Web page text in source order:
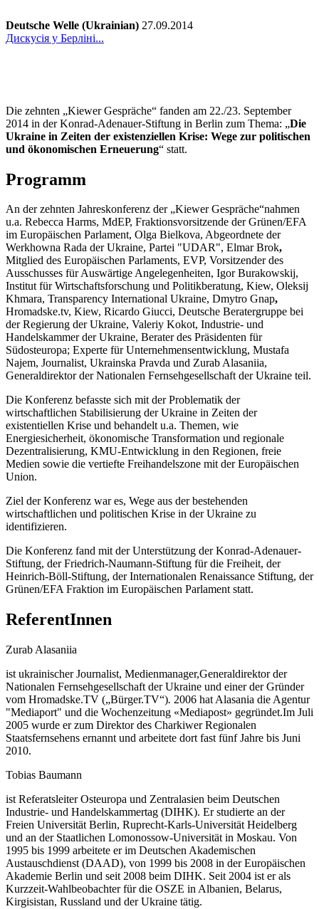
Deutsche Welle (Ukrainian) 27.09.2014
Дискусія у Берліні...
Die zehnten „Kiewer Gespräche“ fanden am 22./23. September
2014 in der Konrad-Adenauer-Stiftung in Berlin zum Thema: „Die
Ukraine in Zeiten der existenziellen Krise: Wege zur politischen
und ökonomischen Erneuerung“ statt.
Programm
An der zehnten Jahreskonferenz der „Kiewer Gespräche“nahmen
u.a. Rebecca Harms, MdEP, Fraktionsvorsitzende der Grünen/EFA
im Europäischen Parlament, Olga Bielkova, Abgeordnete der
Werkhowna Rada der Ukraine, Partei "UDAR", Elmar Brok,
Mitglied des Europäischen Parlaments, EVP, Vorsitzender des
Ausschusses für Auswärtige Angelegenheiten, Igor Burakowskij,
Institut für Wirtschaftsforschung und Politikberatung, Kiew, Oleksij
Khmara, Transparency International Ukraine, Dmytro Gnap,
Hromadske.tv, Kiew, Ricardo Giucci, Deutsche Beratergruppe bei
der Regierung der Ukraine, Valeriy Kokot, Industrie- und
Handelskammer der Ukraine, Berater des Präsidenten für
Südosteuropa; Experte für Unternehmensentwicklung, Mustafa
Najem, Journalist, Ukrainska Pravda und Zurab Alasaniia,
Generaldirektor der Nationalen Fernsehgesellschaft der Ukraine teil.
Die Konferenz befasste sich mit der Problematik der
wirtschaftlichen Stabilisierung der Ukraine in Zeiten der
existentiellen Krise und behandelt u.a. Themen, wie
Energiesicherheit, ökonomische Transformation und regionale
Dezentralisierung, KMU-Entwicklung in den Regionen, freie
Medien sowie die vertiefte Freihandelszone mit der Europäischen
Union.
Ziel der Konferenz war es, Wege aus der bestehenden
wirtschaftlichen und politischen Krise in der Ukraine zu
identifizieren.
Die Konferenz fand mit der Unterstützung der Konrad-Adenauer-
Stiftung, der Friedrich-Naumann-Stiftung für die Freiheit, der
Heinrich-Böll-Stiftung, der Internationalen Renaissance Stiftung, der
Grünen/EFA Fraktion im Europäischen Parlament statt.
ReferentInnen
Zurab Alasaniia
ist ukrainischer Journalist, Medienmanager,Generaldirektor der
Nationalen Fernsehgesellschaft der Ukraine und einer der Gründer
vom Hromadske.TV („Bürger.TV“). 2006 hat Alasania die Agentur
"Mediaport" und die Wochenzeitung «Mediapost» gegründet.Im Juli
2005 wurde er zum Direktor des Charkiwer Regionalen
Staatsfernsehens ernannt und arbeitete dort fast fünf Jahre bis Juni
2010.
Tobias Baumann
ist Referatsleiter Osteuropa und Zentralasien beim Deutschen
Industrie- und Handelskammertag (DIHK). Er studierte an der
Freien Universität Berlin, Ruprecht-Karls-Universität Heidelberg
und an der Staatlichen Lomonossow-Universität in Moskau. Von
1995 bis 1999 arbeitete er im Deutschen Akademischen
Austauschdienst (DAAD), von 1999 bis 2008 in der Europäischen
Akademie Berlin und seit 2008 beim DIHK. Seit 2004 ist er als
Kurzzeit-Wahlbeobachter für die OSZE in Albanien, Belarus,
Kirgisistan, Russland und der Ukraine tätig.